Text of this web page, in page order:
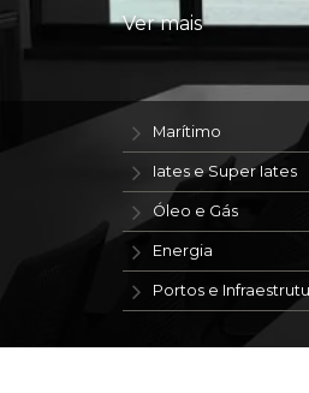
Ver mais
Marítimo
Iates e Super Iates
Óleo e Gás
Energia
Portos e